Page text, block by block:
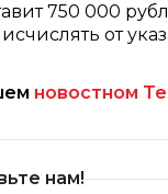
750 000
от
новостном
нам!